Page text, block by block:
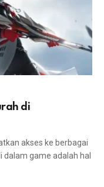
di
akses ke berbagai
game adalah hal